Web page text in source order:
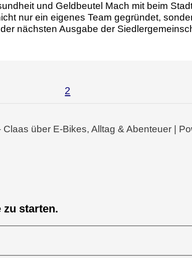
und Geldbeutel Mach mit beim
nur ein eigenes Team gegründet,
nächsten Ausgabe der
2
über E-Bikes, Alltag & Abenteuer |
zu starten.